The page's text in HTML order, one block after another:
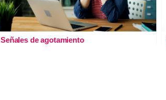
Señales de agotamiento